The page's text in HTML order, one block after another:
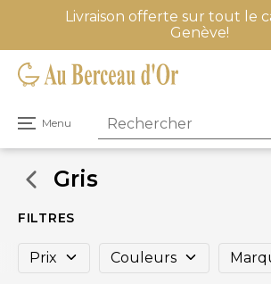
Livraison offerte sur tout le
Genève!
Menu
Ouvrir
menu
principal
Gris
FILTRES
Prix Couleurs